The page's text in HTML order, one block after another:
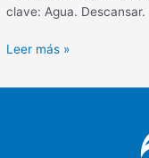
clave: Agua. Descansar.
Leer más »